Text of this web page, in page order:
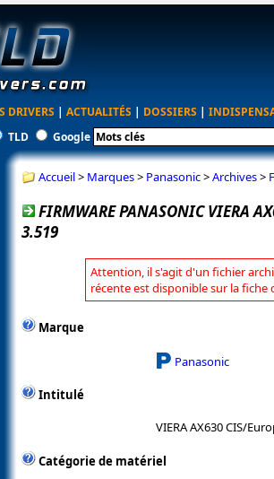
DRIVERS | ACTUALITÉS | DOSSIERS |
TLD Google
Accueil> Marques> Panasonic>Archives>
FIRMWARE PANASONIC VIERA
3.519
Attention, il s'agit d'un fichier
récente est disponible sur la fiche
Marque
Panasonic
Intitulé
VIERA AX630 CIS/
Catégorie de matériel